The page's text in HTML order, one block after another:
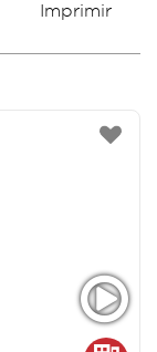
Imprimir